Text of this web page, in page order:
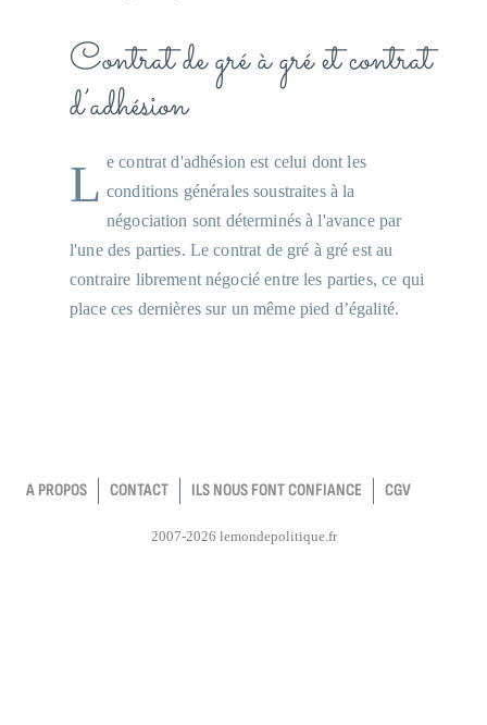
Contrat de gré à gré et contrat
d’adhésion
Le contrat d'adhésion est celui dont les conditions générales soustraites à la
négociation sont déterminés à l'avance par
l'une des parties. Le contrat de gré à gré est au
contraire librement négocié entre les parties, ce qui
place ces dernières sur un même pied d’égalité.
A PROPOS CONTACT ILS NOUS FONT CONFIANCE CGV
2007-2026 lemondepolitique.fr